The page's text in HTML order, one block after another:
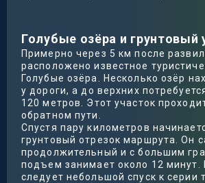
Голубые озёра и грунтовый
Примерно через 5 км после
расположено известное
Голубые озёра. Несколько озёр
у дороги, а до верхних
120 метров. Этот участок
обратном пути.
Спустя пару километров
грунтовый отрезок маршрута. Он
продолжительный и с большим
подъем занимает около 12 минут.
следует небольшой спуск к серии